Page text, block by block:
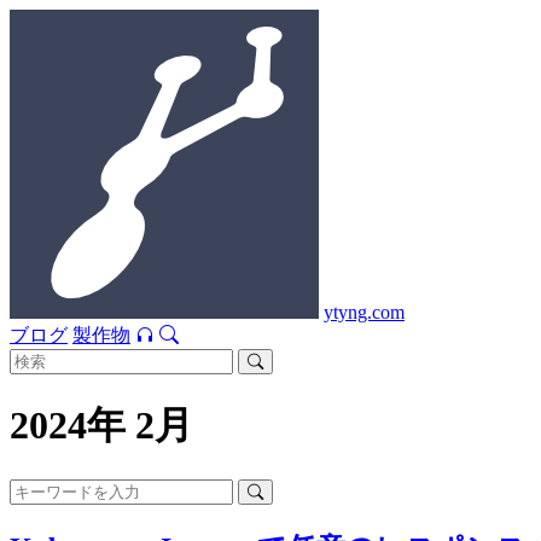
ytyng.com
ブログ 製作物
2024年 2月